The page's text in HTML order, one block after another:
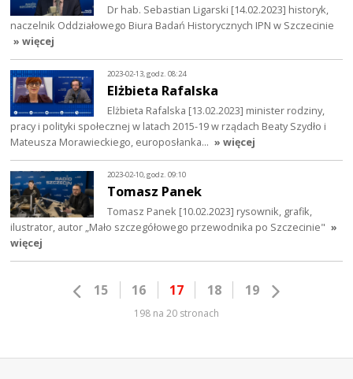
Dr hab. Sebastian Ligarski [14.02.2023] historyk,
naczelnik Oddziałowego Biura Badań Historycznych IPN w Szczecinie
» więcej
2023-02-13, godz. 08:24
Elżbieta Rafalska
Elżbieta Rafalska [13.02.2023] minister rodziny,
pracy i polityki społecznej w latach 2015-19 w rządach Beaty Szydło i
Mateusza Morawieckiego, europosłanka… » więcej
2023-02-10, godz. 09:10
Tomasz Panek
Tomasz Panek [10.02.2023] rysownik, grafik,
ilustrator, autor „Mało szczegółowego przewodnika po Szczecinie" »
więcej
15 16 17 18 19
198 na 20 stronach